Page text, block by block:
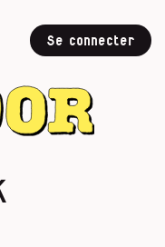
Se connecter